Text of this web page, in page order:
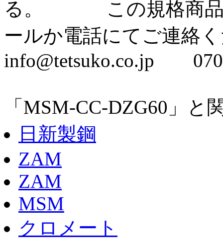
る。 この規格商品の
ールか電話にてご連絡
info@tetsuko.co.jp
「MSM-CC-DZG60」と
日新製鋼
ZAM
ZAM
MSM
クロメート